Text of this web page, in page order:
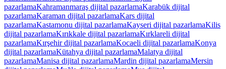
pazarlamaKahramanmaraş dijital pazarlamaKarabük dijital
pazarlamaKaraman dijital pazarlamaKars dijital
pazarlamaKastamonu dijital pazarlamaKayseri dijital pazarlamaKilis
dijital pazarlamaKırıkkale dijital pazarlamaKırklareli dijital
pazarlamaKırşehirdijital pazarlamaKocaeli dijital pazarlamaKonya
dijital pazarlamaKütahya dijital pazarlamaMalatya dijital
pazarlamaManisa dijital pazarlamaMardin dijital pazarlamaMersin